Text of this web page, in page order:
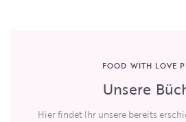
FOOD WITH LOVE
Unsere
Hier findet Ihr unsere bereits